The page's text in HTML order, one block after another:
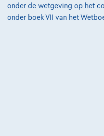
onder de wetgeving op het
onder boek VII van het
Cookiebeleid